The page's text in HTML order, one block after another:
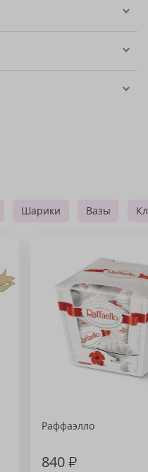
Шарики Вазы
Раффаэлло
840₽